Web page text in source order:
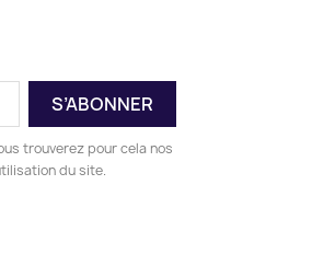
trouverez pour cela nos
du site.